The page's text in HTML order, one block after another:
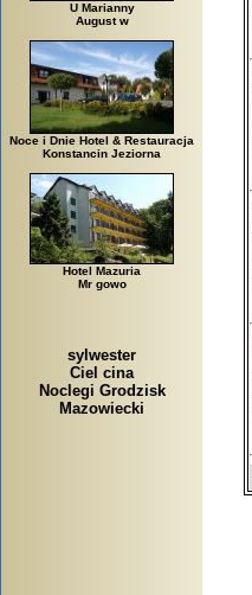
U Marianny
August w
Noce i Dnie Hotel & Restauracja
Konstancin Jeziorna
Hotel Mazuria
Mr gowo
sylwester
Ciel cina
Noclegi Grodzisk
Mazowiecki